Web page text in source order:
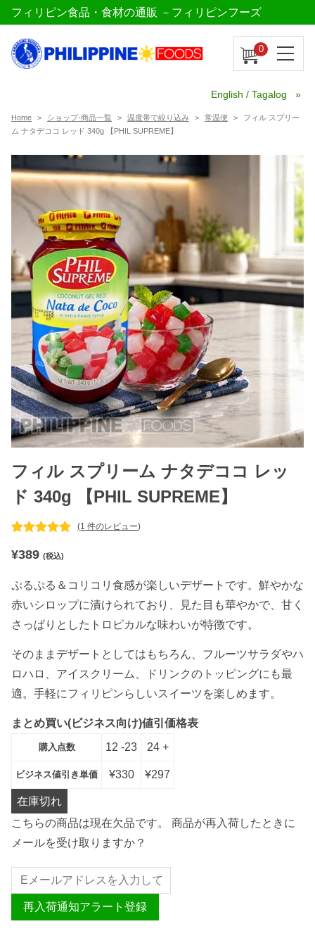
フィリピン食品・食材の通販 －フィリピンフーズ
0
English / Tagalog
Home ショップ-商品一覧 温度帯で絞り込み 常温便
フィル スプリー
ム ナタデココ レッド 340g 【PHIL SUPREME】
フィル スプリーム ナタデココ レッ
ド 340g 【PHIL SUPREME】
評価に基づ
5.00点
(1 件のレビュー)
¥389 (税込)
ぷるぷる＆コリコリ食感が楽しいデザートです。鮮やかな
赤いシロップに漬けられており、見た目も華やかで、甘く
さっぱりとしたトロピカルな味わいが特徴です。
そのままデザートとしてはもちろん、フルーツサラダやハ
ロハロ、アイスクリーム、ドリンクのトッピングにも最
適。手軽にフィリピンらしいスイーツを楽しめます。
まとめ買い(ビジネス向け)値引価格表
購入点数 12 -23 24 +
ビジネス値引き単価 ¥330 ¥297
在庫切れ
こちらの商品は現在欠品です。 商品が再入荷したときに
メールを受け取りますか？
再入荷通知アラート登録